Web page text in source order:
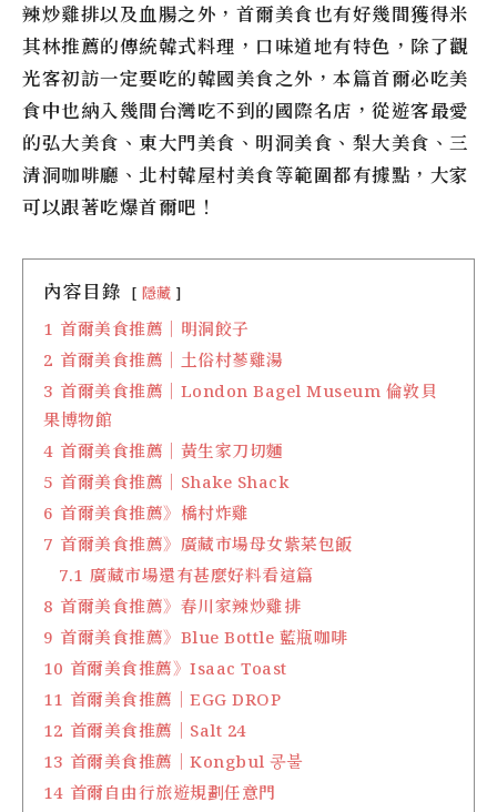
辣炒雞排以及血腸之外， 首爾美食也有好幾間獲得米
其林推薦的傳統韓式料理，口味道地有特色，除了觀
光客初訪一定要吃的韓國美食之外，本篇首爾必吃美
食中也納入幾間台灣吃不到的國際名店，從遊客最愛
的弘大美食、東大門美食、明洞美食、梨大美食、三
清洞咖啡廳、北村韓屋村美食等範圍都有據點，大家
可以跟著吃爆首爾吧！
內容目錄 隱藏
1 首爾美食推薦｜明洞餃子
2 首爾美食推薦｜土俗村蔘雞湯
3 首爾美食推薦｜London Bagel Museum 倫敦貝
果博物館
4 首爾美食推薦｜黃生家刀切麵
5 首爾美食推薦｜Shake Shack
6 首爾美食推薦》橋村炸雞
7 首爾美食推薦》廣藏市場母女紫菜包飯
7.1 廣藏市場還有甚麼好料看這篇
8 首爾美食推薦》春川家辣炒雞排
9 首爾美食推薦》Blue Bottle 藍瓶咖啡
10 首爾美食推薦》Isaac Toast
11 首爾美食推薦｜EGG DROP
12 首爾美食推薦｜Salt 24
13 首爾美食推薦｜Kongbul 콩불
14 首爾自由行旅遊規劃任意門